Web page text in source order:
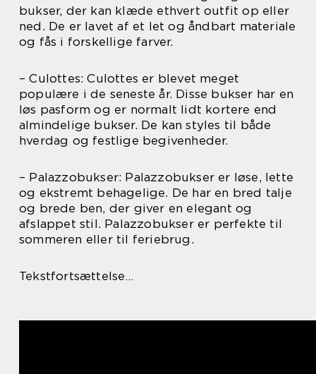
bukser, der kan klæde ethvert outfit op eller
ned. De er lavet af et let og åndbart materiale
og fås i forskellige farver.
– Culottes: Culottes er blevet meget
populære i de seneste år. Disse bukser har en
løs pasform og er normalt lidt kortere end
almindelige bukser. De kan styles til både
hverdag og festlige begivenheder.
– Palazzobukser: Palazzobukser er løse, lette
og ekstremt behagelige. De har en bred talje
og brede ben, der giver en elegant og
afslappet stil. Palazzobukser er perfekte til
sommeren eller til feriebrug.
Tekstfortsættelse…